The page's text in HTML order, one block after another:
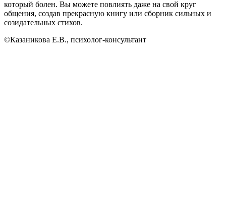
который болен. Вы можете повлиять даже на свой круг
общения, создав прекрасную книгу или сборник сильных и
созидательных стихов.
©Казаникова Е.В., психолог-консультант